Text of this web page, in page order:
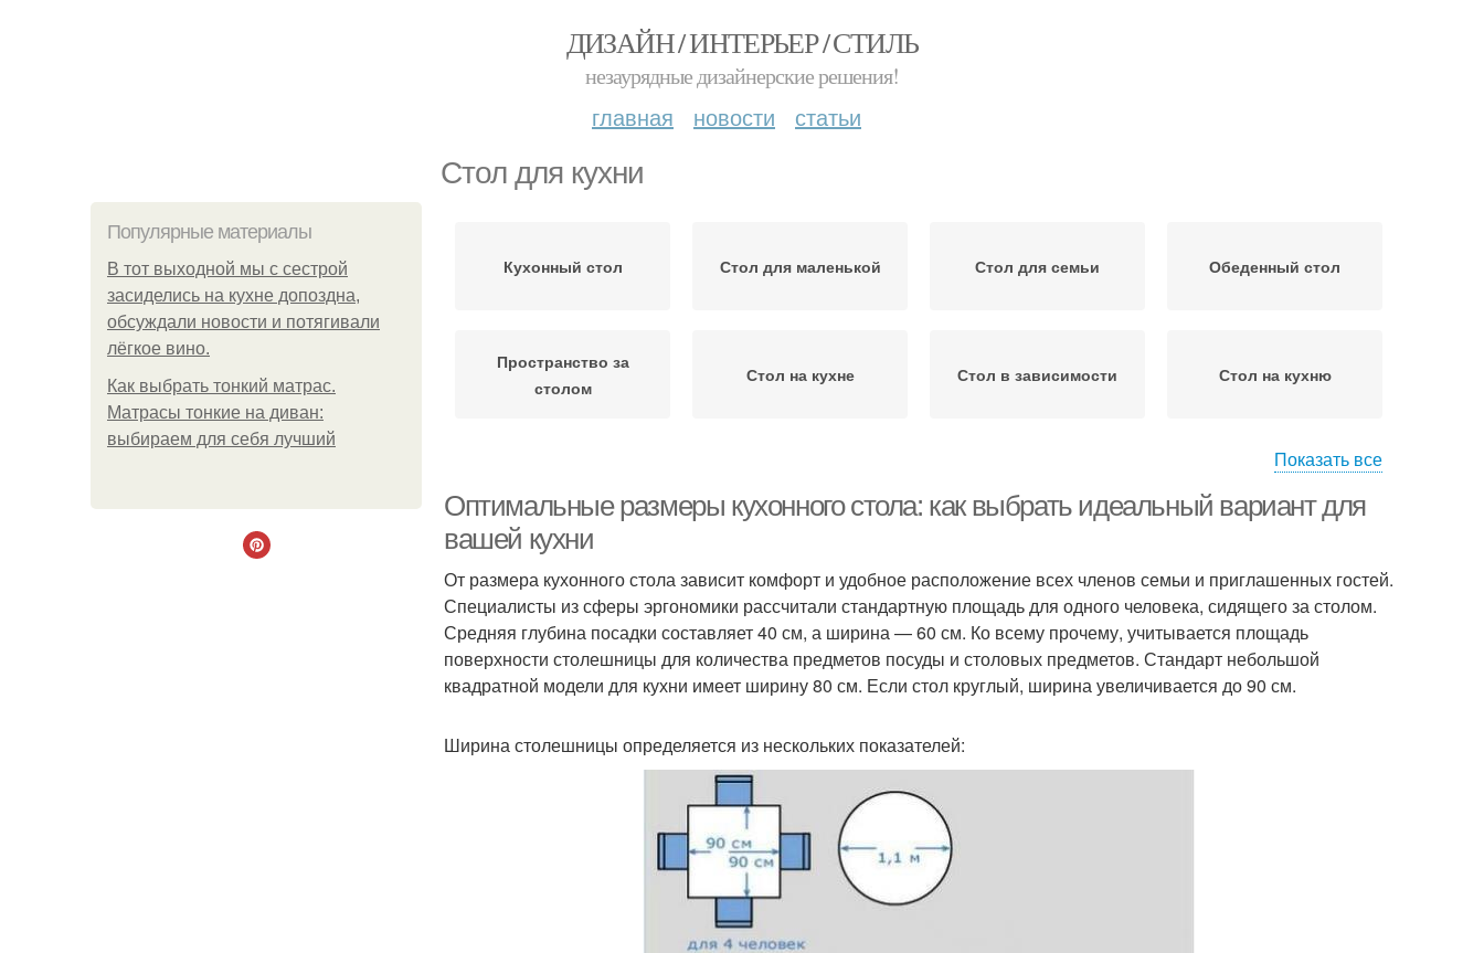
ДИЗАЙН / ИНТЕРЬЕР / СТИЛЬ
незаурядные дизайнерские решения!
главная новости статьи
Стол для кухни
Популярные материалы
В тот выходной мы с сестрой
засиделись на кухне допоздна,
обсуждали новости и потягивали
лёгкое вино.
Как выбрать тонкий матрас.
Матрасы тонкие на диван:
выбираем для себя лучший
Кухонный стол Стол для маленькой Стол для семьи Обеденный стол
Пространство за
столом
Стол на кухне Стол в зависимости Стол на кухню
Кухонные столы Столы от икеа Обычные столы Прямоугольный стол
Квадратный стол Круглый стол Овальный стол Треугольный стол
Материал для стола
Показать все
Оптимальные размеры кухонного стола: как выбрать идеальный вариант для
вашей кухни
От размера кухонного стола зависит комфорт и удобное расположение всех членов семьи и приглашенных гостей.
Специалисты из сферы эргономики рассчитали стандартную площадь для одного человека, сидящего за столом.
Средняя глубина посадки составляет 40 см, а ширина — 60 см. Ко всему прочему, учитывается площадь
поверхности столешницы для количества предметов посуды и столовых предметов. Стандарт небольшой
квадратной модели для кухни имеет ширину 80 см. Если стол круглый, ширина увеличивается до 90 см.
Ширина столешницы определяется из нескольких показателей: